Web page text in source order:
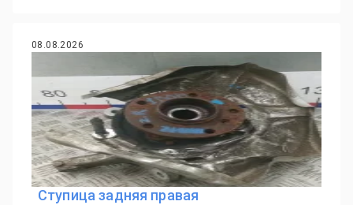
08.08.2026
Ступица задняя правая